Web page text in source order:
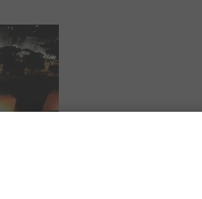
culturale italiano, è infatti